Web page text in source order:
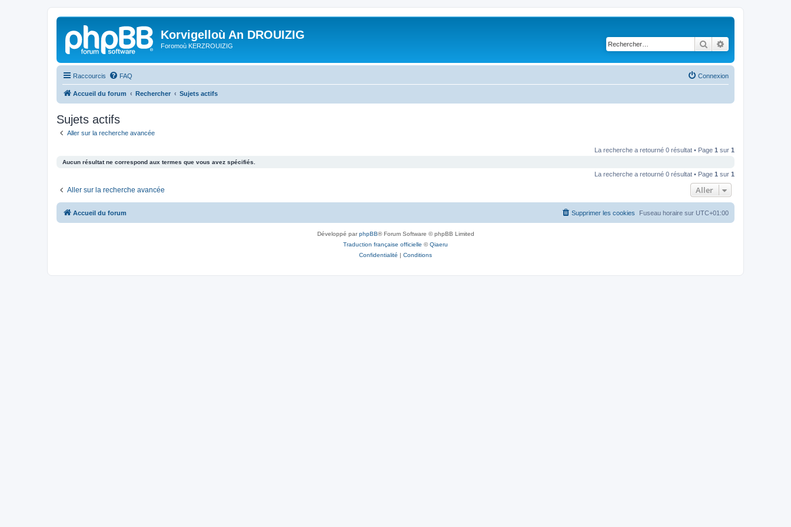
Korvigelloù An DROUIZIG
Foromoù KERZROUIZIG Rechercher
Raccourcis FAQ Connexion
Accueil du forum Rechercher Sujets actifs
Sujets actifs
Aller sur la recherche avancée
La recherche a retourné 0 résultat • Page 1 sur 1
Aucun résultat ne correspond aux termes que vous avez spécifiés.
La recherche a retourné 0 résultat • Page 1 sur 1
Aller sur la recherche avancée Aller
Accueil du forum Fuseau horaire sur UTC+01:00
Supprimer les cookies
Développé parphpBB® Forum Software © phpBB Limited
Traduction française officielle ©Qiaeru
Confidentialité | Conditions